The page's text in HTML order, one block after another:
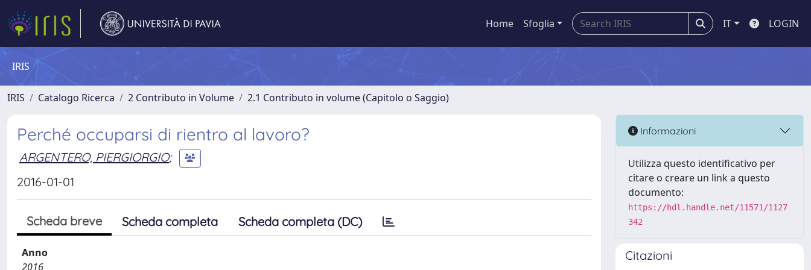
Home Sfoglia IT LOGIN
IRIS
IRIS Catalogo Ricerca 2 Contributo in Volume 2.1 Contributo in volume (Capitolo o Saggio)
Perché occuparsi di rientro al lavoro?
ARGENTERO, PIERGIORGIO;
2016-01-01
Scheda breve Scheda completa Scheda completa (DC)
Anno
2016
Informazioni
Utilizza questo identificativo per
citare o creare un link a questo
documento:
https://hdl.handle.net/11571/1127
342
Citazioni